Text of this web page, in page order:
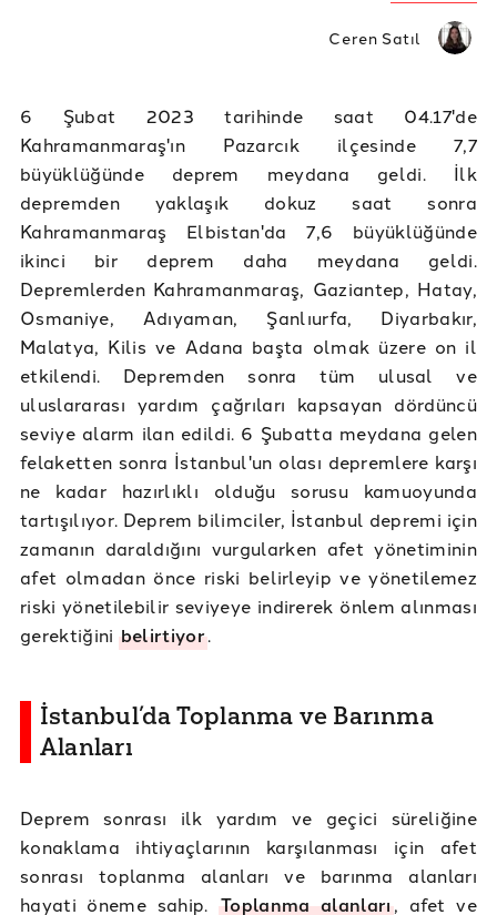
Ceren Satıl
6 Şubat 2023 tarihinde saat 04.17'de
Kahramanmaraş'ın Pazarcık ilçesinde 7,7
büyüklüğünde deprem meydana geldi. İlk
depremden yaklaşık dokuz saat sonra
Kahramanmaraş Elbistan'da 7,6 büyüklüğünde
ikinci bir deprem daha meydana geldi.
Depremlerden Kahramanmaraş, Gaziantep, Hatay,
Osmaniye, Adıyaman, Şanlıurfa, Diyarbakır,
Malatya, Kilis ve Adana başta olmak üzere on il
etkilendi. Depremden sonra tüm ulusal ve
uluslararası yardım çağrıları kapsayan dördüncü
seviye alarm ilan edildi. 6 Şubatta meydana gelen
felaketten sonra İstanbul'un olası depremlere karşı
ne kadar hazırlıklı olduğu sorusu kamuoyunda
tartışılıyor. Deprem bilimciler, İstanbul depremi için
zamanın daraldığını vurgularken afet yönetiminin
afet olmadan önce riski belirleyip ve yönetilemez
riski yönetilebilir seviyeye indirerek önlem alınması
gerektiğini belirtiyor.
İstanbul’da Toplanma ve Barınma
Alanları
Deprem sonrası ilk yardım ve geçici süreliğine
konaklama ihtiyaçlarının karşılanması için afet
sonrası toplanma alanları ve barınma alanları
hayati öneme sahip.Toplanma alanları, afet ve